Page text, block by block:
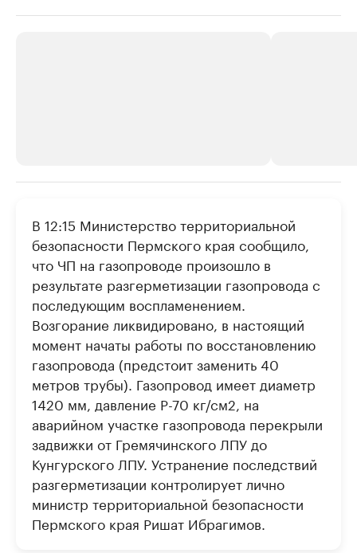
Крупнейшие производители и
продавцы медийной продукции
Ознакомьтесь с информацией в каталоге
Страховые
В 12:15 Министерство территориальной
безопасности Пермского края сообщило,
что ЧП на газопроводе произошло в
результате разгерметизации газопровода с
последующим воспламенением.
Возгорание ликвидировано, в настоящий
момент начаты работы по восстановлению
газопровода (предстоит заменить 40
метров трубы). Газопровод имеет диаметр
1420 мм, давление P-70 кг/см2, на
аварийном участке газопровода перекрыли
задвижки от Гремячинского ЛПУ до
Кунгурского ЛПУ. Устранение последствий
разгерметизации контролирует лично
министр территориальной безопасности
Пермского края Ришат Ибрагимов.